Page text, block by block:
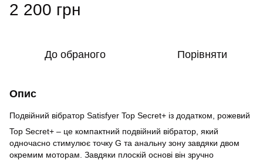
2 200 грн
До обраного Порівняти
Опис
Подвійний вібратор Satisfyer Top Secret+ із додатком, рожевий
Top Secret+ – це компактний подвійний вібратор, який
одночасно стимулює точку G та анальну зону завдяки двом
окремим моторам. Завдяки плоскій основі він зручно